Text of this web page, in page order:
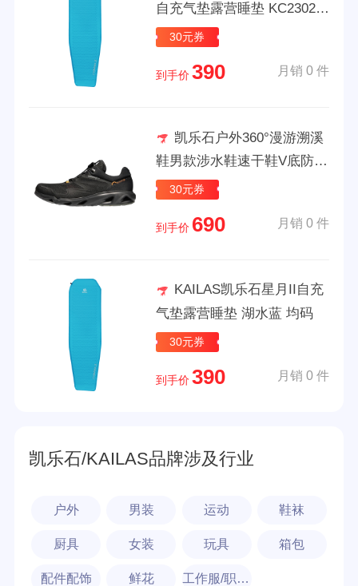
自充气垫露营睡垫 KC23022
05 湖水蓝 均码
30元券
到手价 390 月销 0 件
凯乐石户外360°漫游溯溪
鞋男款涉水鞋速干鞋V底防滑
耐磨休闲徒步登山鞋 墨黑 42
30元券
到手价 690 月销 0 件
KAILAS凯乐石星月II自充
气垫露营睡垫 湖水蓝 均码
30元券
到手价 390 月销 0 件
凯乐石/KAILAS品牌涉及行业
户外 男装 运动 鞋袜
厨具 女装 玩具 箱包
配件配饰 鲜花 工作服/职业装